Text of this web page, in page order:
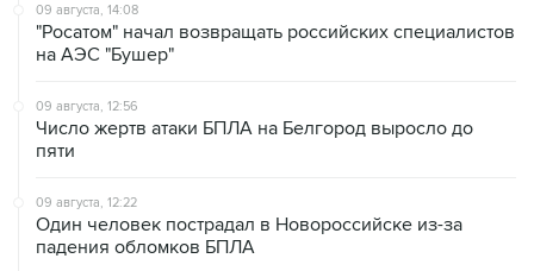
09 августа, 14:08
"Росатом" начал возвращать российских специалистов
на АЭС "Бушер"
09 августа, 12:56
Число жертв атаки БПЛА на Белгород выросло до
пяти
09 августа, 12:22
Один человек пострадал в Новороссийске из-за
падения обломков БПЛА